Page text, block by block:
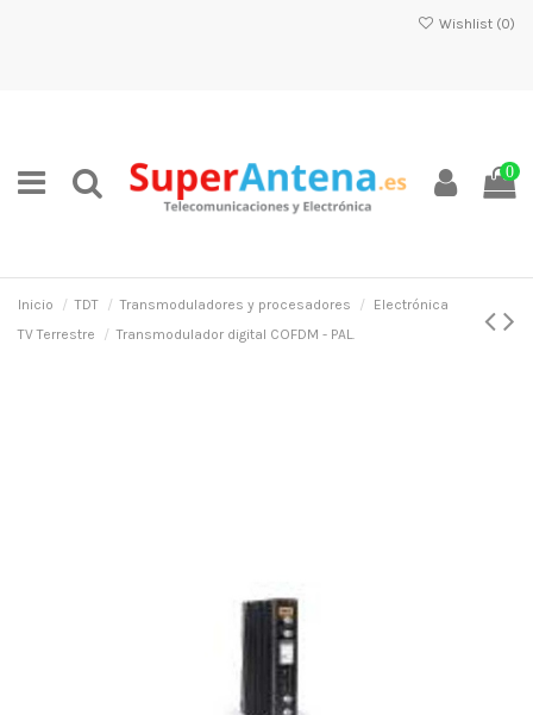
Wishlist (0)
0
Inicio TDT Transmoduladores y procesadores
Electrónica
TV Terrestre
Transmodulador digital COFDM - PAL.